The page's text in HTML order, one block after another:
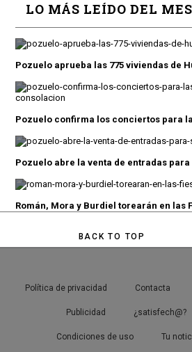
LO MÁS LEÍDO DEL MES
Pozuelo aprueba las 775 viviendas de
Pozuelo confirma los conciertos para
Pozuelo abre la venta de entradas
Román, Mora y Burdiel torearán en las
BACK TO TOP
Política de privacidad Contacta
Publicidad ¿satisfech@?
Condiciones de uso Tu